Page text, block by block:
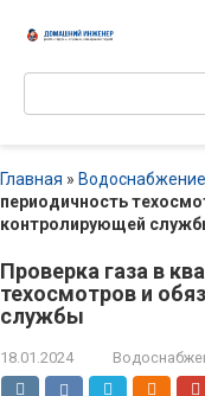
Поиск:
Главная » Водоснабжение
периодичность
контролирующей
Проверка газа в
техосмотров и
службы
18.01.2024